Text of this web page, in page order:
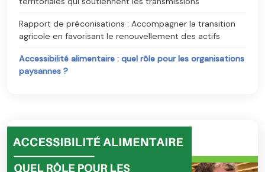
Rapport de préconisations : Accompagner la transition
agricole en favorisant le renouvellement des actifs
Accessibilité alimentaire : quel rôle pour les organisations
paysannes ?